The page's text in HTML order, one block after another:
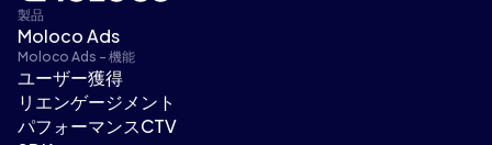
製品
Moloco Ads
Moloco Ads - 機能
ユーザー獲得
リエンゲージメント
パフォーマンスCTV